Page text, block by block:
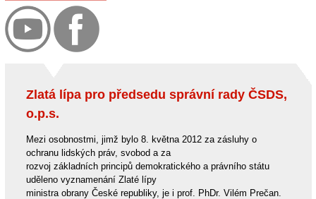
Zlatá lípa pro předsedu správní rady ČSDS,
o.p.s.
Mezi osobnostmi, jimž bylo 8. května 2012 za zásluhy o
ochranu lidských práv, svobod a za
rozvoj základních principů demokratického a právního státu
uděleno vyznamenání Zlaté lípy
ministra obrany České republiky, je i prof. PhDr. Vilém Prečan.